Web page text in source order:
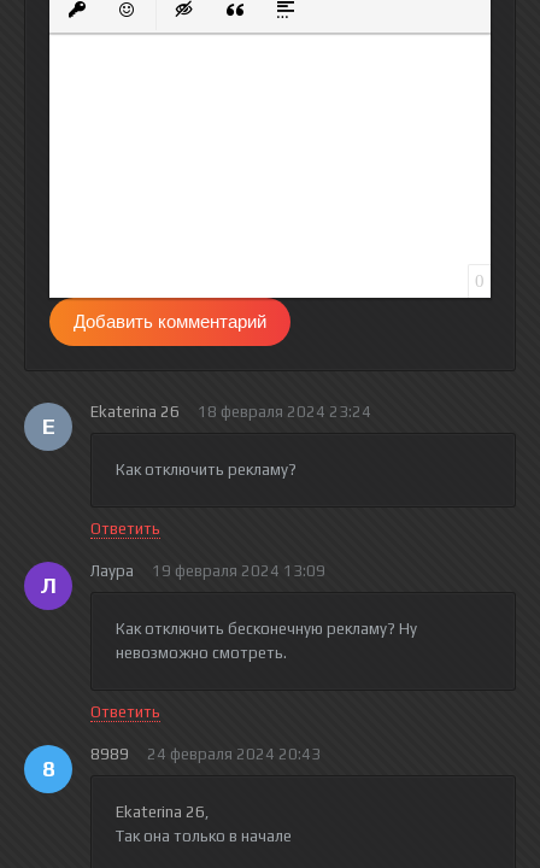
Вставить защищенную ссылку
Вставить смайлик
Вставка скрытого текста
Вставка цитаты
Вставка спойлера
0
Добавить комментарий
E
Ekaterina 26 18 февраля 2024 23:24
Как отключить рекламу?
Ответить
Л
Лаура 19 февраля 2024 13:09
Как отключить бесконечную рекламу? Ну
невозможно смотреть.
Ответить
8
8989 24 февраля 2024 20:43
Ekaterina 26,
Так она только в начале